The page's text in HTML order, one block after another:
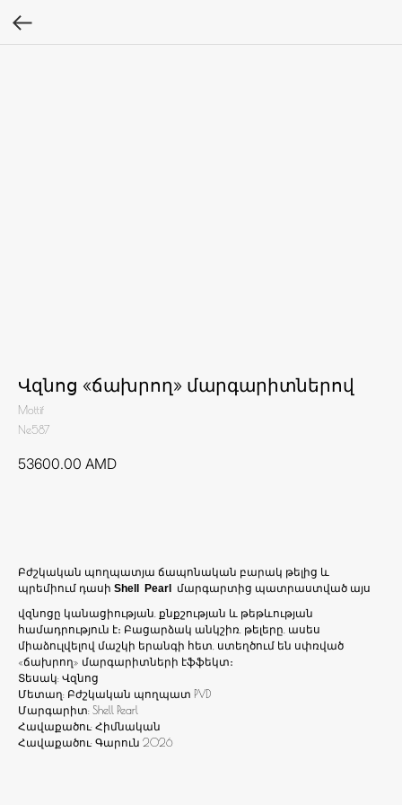
Վզնոց «ճախրող» մարգարիտներով
Mottif
Ne587
53600.00 AMD
Բժշկական պողպատյա ճապոնական բարակ թելից և
պրեմիում դասի
մարգարտից պատրաստված այս
վզնոցը կանացիության, քնքշության և թեթևության
համադրություն է։ Բացարձակ անկշիռ, թելերը, ասես
միաձուլվելով մաշկի երանգի հետ, ստեղծում են սփռված
«ճախրող» մարգարիտների էֆֆեկտ։
Տեսակ: Վզնոց
Մետաղ: Բժշկական պողպատ PVD
Մարգարիտ: Shell Pearl
Հավաքածու: Հիմնական
Հավաքածու: Գարուն 2026